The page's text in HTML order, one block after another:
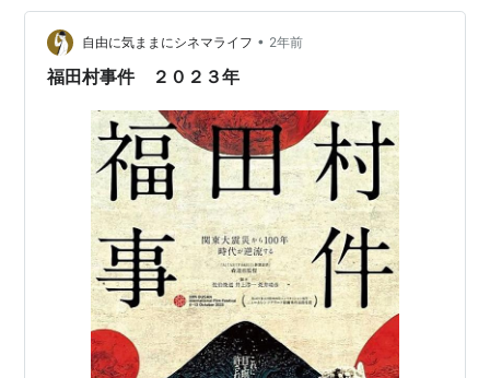
自由に気ままにシネマライフ • 2年前
福田村事件 ２０２３年